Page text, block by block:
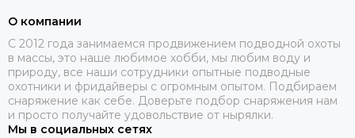
О компании
C 2012 года занимаемся продвижением подводной охоты
в массы, это наше любимое хобби, мы любим воду и
природу, все наши сотрудники опытные подводные
охотники и фридайверы с огромным опытом. Подбираем
снаряжение как себе. Доверьте подбор снаряжения нам
и просто получайте удовольствие от нырялки.
Мы в социальных сетях